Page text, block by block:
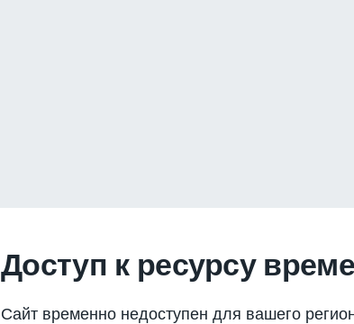
Доступ к ресурсу
Сайт временно недоступен для вашего